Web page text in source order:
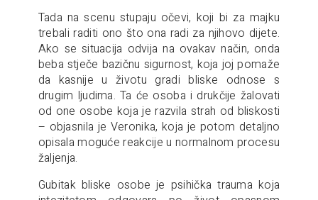
Tada na scenu stupaju očevi, koji bi za majku
trebali raditi ono što ona radi za njihovo dijete.
Ako se situacija odvija na ovakav način, onda
beba stječe bazičnu sigurnost, koja joj pomaže
da kasnije u životu gradi bliske odnose s
drugim ljudima. Ta će osoba i drukčije žalovati
od one osobe koja je razvila strah od bliskosti
– objasnila je Veronika, koja je potom detaljno
opisala moguće reakcije u normalnom procesu
žaljenja.
Gubitak bliske osobe je psihička trauma koja